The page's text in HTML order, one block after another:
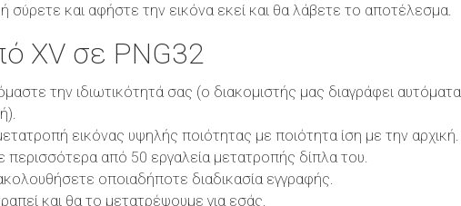
και αφήστε την εικόνα εκεί και θα λάβετε το αποτέλεσμα.
XV σε PNG32
την ιδιωτικότητά σας (ο διακομιστής μας διαγράφει αυτόματα
εικόνας υψηλής ποιότητας με ποιότητα ίση με την αρχική.
από 50 εργαλεία μετατροπής δίπλα του.
οποιαδήποτε διαδικασία εγγραφής.
και θα το μετατρέψουμε για εσάς.